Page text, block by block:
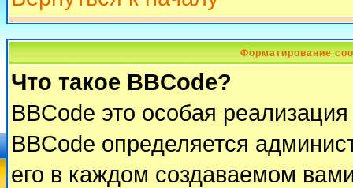
Форматирование
Что такое BBCode?
BBCode это особая
BBCode определяется
его в каждом создаваемом